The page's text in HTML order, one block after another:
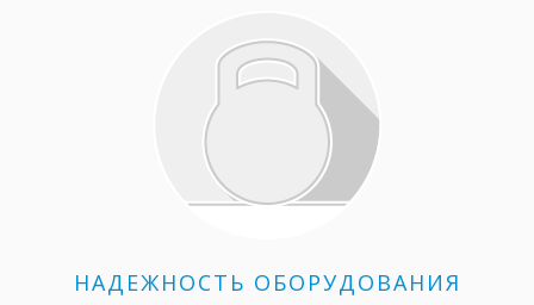
НАДЕЖНОСТЬ ОБОРУДОВАНИЯ